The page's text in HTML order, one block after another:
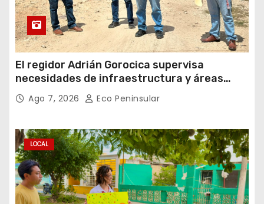
El regidor Adrián Gorocica supervisa
necesidades de infraestructura y áreas
públicas en la comisaría de Caucel
Ago 7, 2026 Eco Peninsular
LOCAL